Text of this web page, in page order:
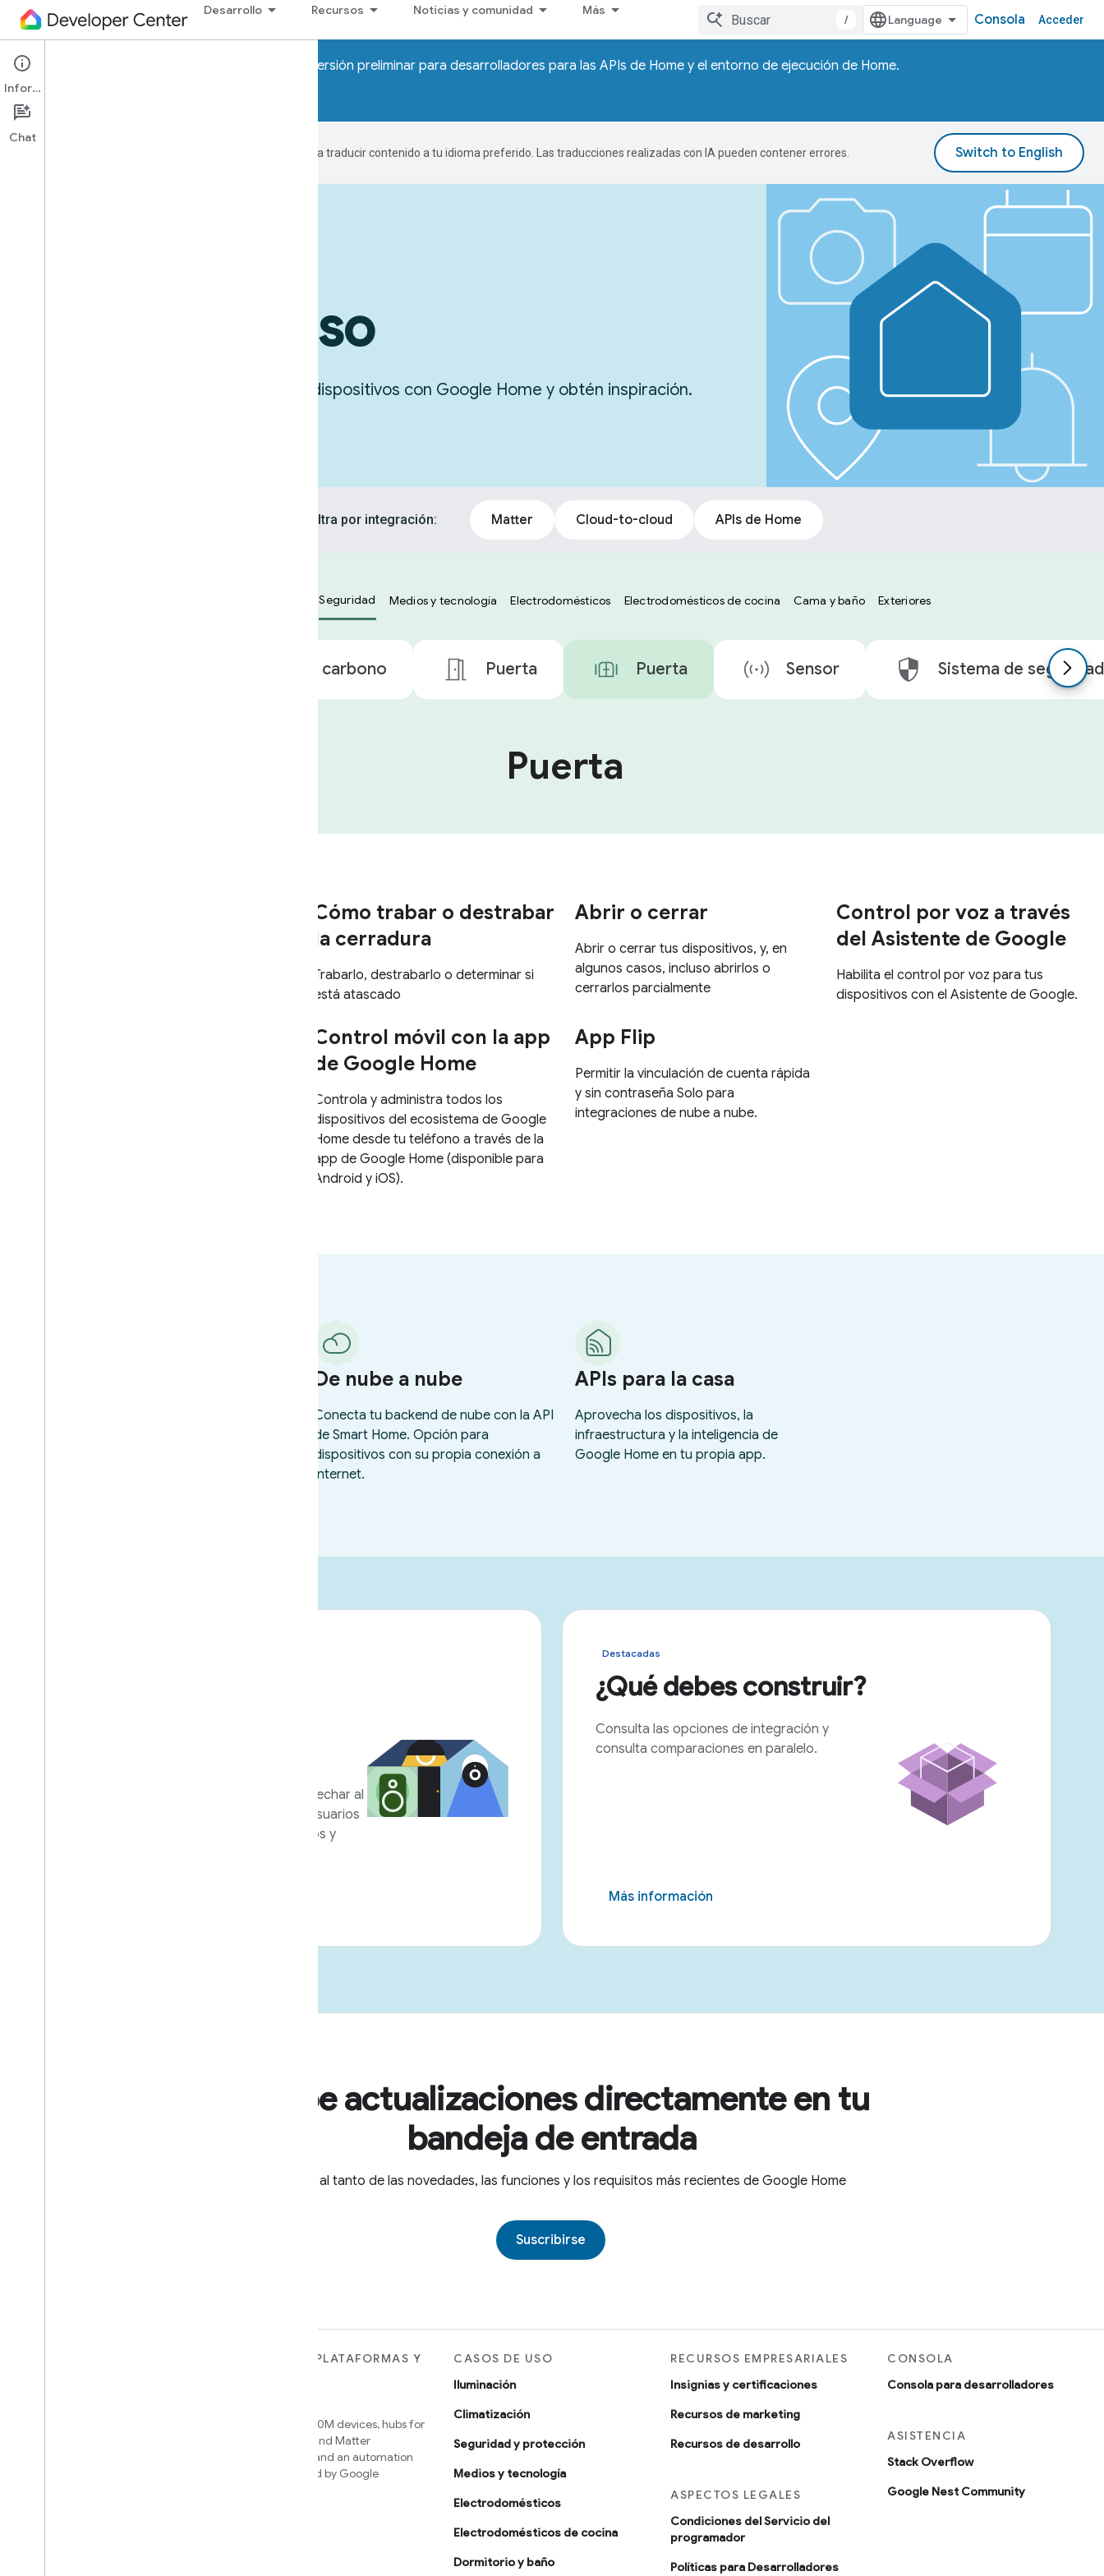
Desarrollo Recursos Noticias y comunidad Más
/ Consola Acceder
¡Atención! Pronto se lanzarán los programas de Versión preliminar para desarrolladores para las APIs de Home y el entorno de ejecución de Home.
Google utiliza tecnología de IA para traducir contenido a tu idioma preferido. Las traducciones realizadas con IA pueden contener errores.
Casos de uso
Explora las integraciones para tus dispositivos con Google Home y obtén inspiración.
Herramientas y programas para aprovechar al
máximo tu integración y ayudar a los usuarios
a aprovechar al máximo tus dispositivos y
Destacadas
¿Qué debes construir?
Consulta las opciones de integración y
consulta comparaciones en paralelo.
Más información
Recibe actualizaciones directamente en tu
bandeja de entrada
Mantente al tanto de las novedades, las funciones y los requisitos más recientes de Google Home
Suscribirse
PARA APPS, PLATAFORMAS Y
Access over 600M devices, hubs for
Google Home and Matter
infrastructure, and an automation
engine powered by Google
CASOS DE USO
Iluminación
Climatización
Seguridad y protección
Medios y tecnología
Electrodomésticos
Electrodomésticos de cocina
Dormitorio y baño
RECURSOS EMPRESARIALES
Insignias y certificaciones
Recursos de marketing
Recursos de desarrollo
ASPECTOS LEGALES
Condiciones del Servicio del
programador
Políticas para Desarrolladores
CONSOLA
Consola para desarrolladores
ASISTENCIA
Stack Overflow
Google Nest Community
Información
Chat